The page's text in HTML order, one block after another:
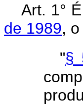
Art. 1°
de 1989,
"§